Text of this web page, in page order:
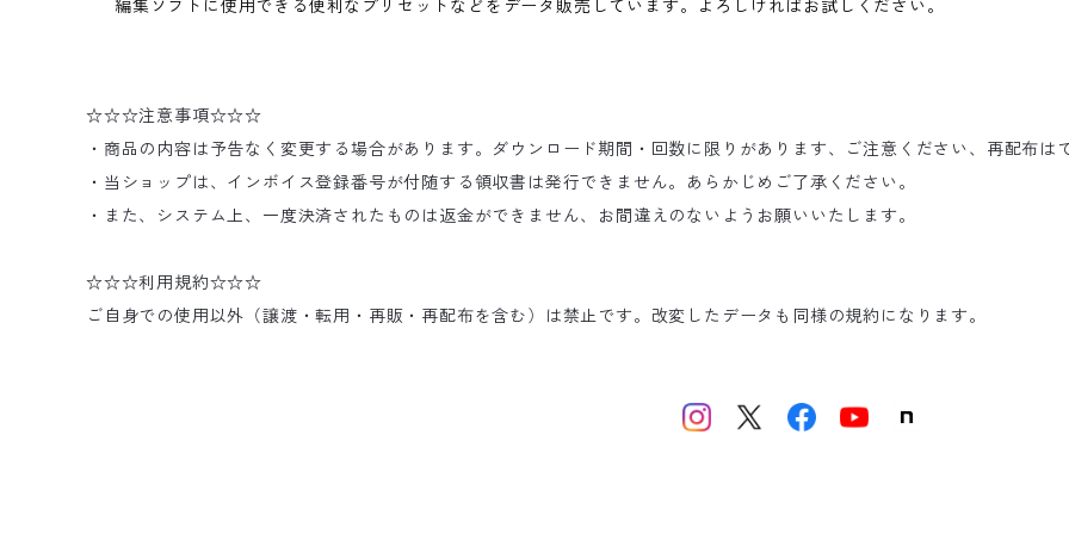
編集ソフトに使用できる便利なプリセットなどをデータ販売しています。よろしければお試しください。
☆☆☆注意事項☆☆☆
・商品の内容は予告なく変更する場合があります。ダウンロード期間・回数に限りがあります、ご注意ください、再配布は
・当ショップは、インボイス登録番号が付随する領収書は発行できません。あらかじめご了承ください。
・また、システム上、一度決済されたものは返金ができません、お間違えのないようお願いいたします。
☆☆☆利用規約☆☆☆
ご自身での使用以外（譲渡・転用・再販・再配布を含む）は禁止です。改変したデータも同様の規約になります。